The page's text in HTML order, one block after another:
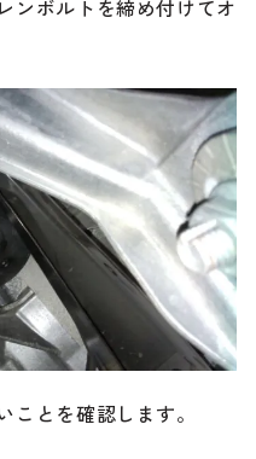
ンボルトを締め付けてオ
とを確認します。